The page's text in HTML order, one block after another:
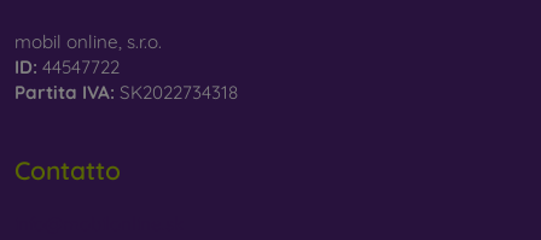
mobil online, s.r.o.
ID: 44547722
Partita IVA: SK2022734318
Contatto